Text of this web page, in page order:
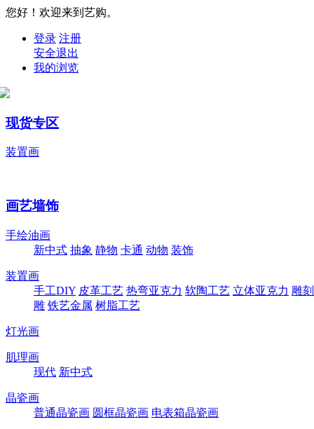
您好！欢迎来到艺购。
登录 注册
安全退出
我的浏览
现货专区
装置画
画艺墙饰
手绘油画
新中式 抽象 静物 卡通 动物 装饰
装置画
手工DIY 皮革工艺 热弯亚克力 软陶工艺 立体亚克力 雕
雕 铁艺金属 树脂工艺
灯光画
肌理画
现代 新中式
晶瓷画
普通晶瓷画 圆框晶瓷画 电表箱晶瓷画